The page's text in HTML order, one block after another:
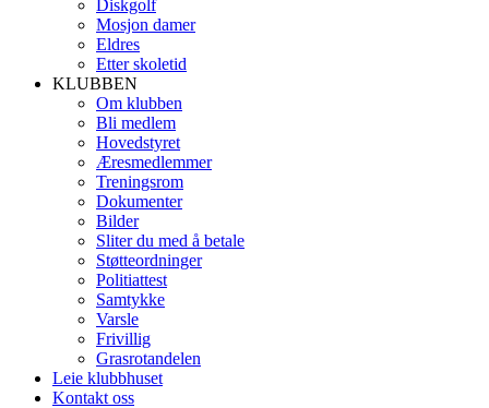
Diskgolf
Mosjon damer
Eldres
Etter skoletid
KLUBBEN
Om klubben
Bli medlem
Hovedstyret
Æresmedlemmer
Treningsrom
Dokumenter
Bilder
Sliter du med å betale
Støtteordninger
Politiattest
Samtykke
Varsle
Frivillig
Grasrotandelen
Leie klubbhuset
Kontakt oss